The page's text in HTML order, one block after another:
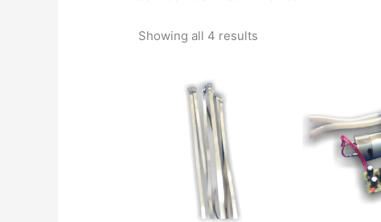
Showing all 4 results